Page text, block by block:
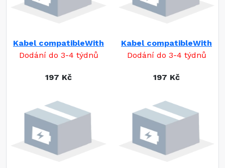
Kabel compatibleWith
Dodání do 3-4 týdnů
197 Kč
Kabel compatibleWith
Dodání do 3-4 týdnů
197 Kč